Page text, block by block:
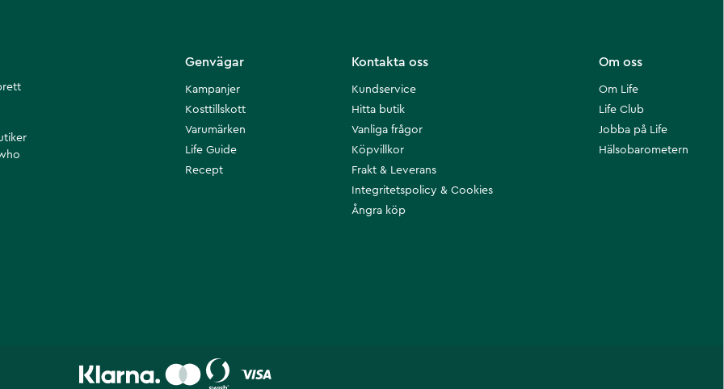
Om oss
Om Life
Life Club
Jobba på Life
Hälsobarometern
Kontakta oss
Kundservice
Hitta butik
Vanliga frågor
Köpvillkor
Frakt & Leverans
Integritetspolicy & Cookies
Ångra köp
Genvägar
Kampanjer
Kosttillskott
Varumärken
Life Guide
Recept